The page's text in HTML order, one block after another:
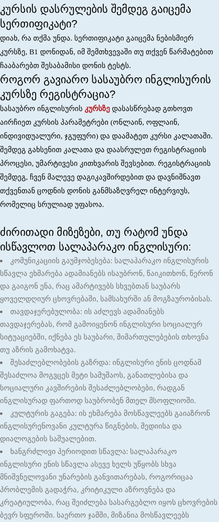
კურსის დასრულების შემდეგ გაიცემა
სერთიფიკატი?
დიახ, რა თქმა უნდა. სერთიფიკატი გაიცემა ნებისმიერ
კურსზე, B1 დონიდან, იმ შემთხვევაში თუ თქვენ წარმატებით
ჩააბარებთ შესაბამისი დონის ტესტს.
როგორ გავიარო სასაუბრო ინგლისურის
კურსზე რეგისტრაცია?
სასაუბრო ინგლისურის კურსზე დასასწრებად გთხოვთ
აირჩიეთ კურსის პარამეტრები (ონლაინ, ოფლაინ,
ინდივიდუალური, ჯგუფური) და დაამატეთ კურსი კალათაში.
შემდეგ გახსენით კალათა და დაასრულეთ რეგისტრაციის
პროცესი, უმარტივესი კითხვარის შევსებით. რეგისტრაციის
შემდეგ, ჩვენ მალევე დაგიკავშირდებით და დავნიშნავთ
თქვენთან ცოდნის დონის განმსაზღვრელ ინტერვიუს,
რომელიც სრულიად უფასოა.
ძირითადი მიზეზები, თუ რატომ უნდა
ისწავლოთ სალაპარაკო ინგლისური:
კომუნიკაციის გაუმჯობესება: სალაპარაკო ინგლისურის
სწავლა ეხმარება ადამიანებს ისაუბრონ, წაიკითხონ, წერონ
და გაიგონ ენა, რაც ამარტივებს სხვებთან საუბარს
ყოველდღიურ ცხოვრებაში, სამსახურში ან მოგზაურობისას.
თავდაჯერებულობა: ის აძლევს ადამიანებს
თავდაჯერებას, რომ გამოიყენონ ინგლისური სოციალურ
სიტუაციებში, იქნება ეს საუბარი, მიმართულებების თხოვნა
თუ აზრის გამოხატვა.
შესაძლებლობების გაზრდა: ინგლისური ენის ცოდნამ
შესაძლოა მოგვცეს მეტი სამუშაოს, განათლებისა და
სოციალური კავშირების შესაძლებლობები, რადგან
ინგლისურად ფართოდ საუბრობენ მთელ მსოფლიოში.
კულტურის გაგება: ის ეხმარება მოსწავლეებს გაიაზრონ
ინგლისურენოვანი კულტურა წიგნების, მედიისა და
დიალოგების საშუალებით.
ხანგრძლივი პერიოდით სწავლა: სალაპარაკო
ინგლისური ენის სწავლა ასევე ხელს უწყობს სხვა
მნიშვნელოვანი უნარების განვითარებას, როგორიცაა
პრობლემის გადაჭრა, კრიტიკული აზროვნება და
კრეატიულობა, რაც შეიძლება სასარგებლო იყოს ცხოვრების
ბევრ სფეროში. საერთო ჯამში, მიზანია მოსწავლეებს